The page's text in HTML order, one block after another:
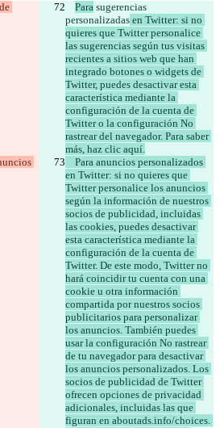
Para sugerencias
personalizadas en Twitter: si no
quieres que Twitter personalice
las sugerencias según tus visitas
recientes a sitios web que han
integrado botones o widgets de
Twitter, puedes desactivar esta
característica mediante la
configuración de la cuenta de
Twitter o la configuración No
rastrear del navegador. Para saber
en Twitter: si no quieres que
Twitter personalice los anuncios
según la información de nuestros
socios de publicidad, incluidas
las cookies, puedes desactivar
esta característica mediante la
configuración de la cuenta de
Twitter. De este modo, Twitter no
hará coincidir tu cuenta con una
cookie u otra información
compartida por nuestros socios
publicitarios para personalizar
los anuncios. También puedes
usar la configuración No rastrear
de tu navegador para desactivar
los anuncios personalizados. Los
socios de publicidad de Twitter
ofrecen opciones de privacidad
adicionales, incluidas las que
figuran en aboutads.info/choices.